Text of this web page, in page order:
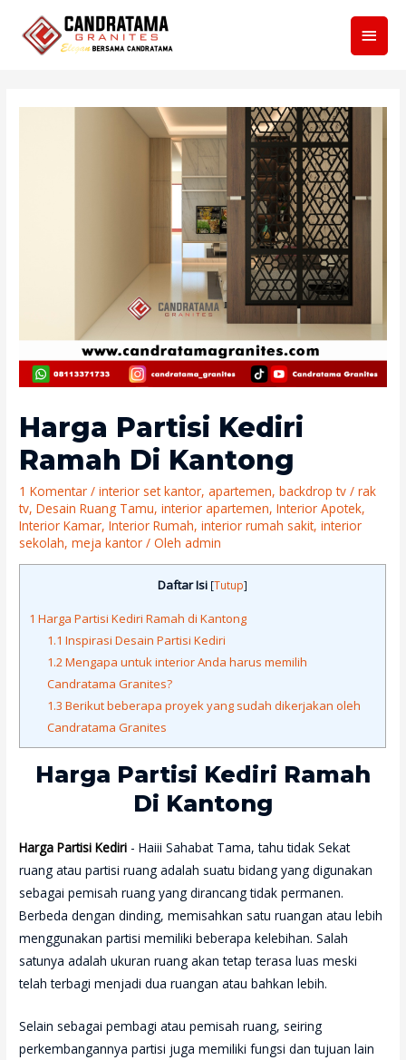
Harga Partisi Kediri
Ramah Di Kantong
1 Komentar /interior set kantor,apartemen,backdrop tv / rak
tv,Desain Ruang Tamu,interior apartemen,Interior Apotek,
Interior Kamar,Interior Rumah,interior rumah sakit,interior
sekolah,meja kantor / Oleh admin
Daftar Isi [Tutup]
1 Harga Partisi Kediri Ramah di Kantong
1.1 Inspirasi Desain Partisi Kediri
1.2Mengapa untuk interior Anda harus memilih
Candratama Granites?
1.3 Berikut beberapa proyek yang sudah dikerjakan oleh
Candratama Granites
Harga Partisi Kediri Ramah
Di Kantong
Harga Partisi Kediri - Haiii Sahabat Tama, tahu tidak Sekat
ruang atau partisi ruang adalah suatu bidang yang digunakan
sebagai pemisah ruang yang dirancang tidak permanen.
Berbeda dengan dinding, memisahkan satu ruangan atau lebih
menggunakan partisi memiliki beberapa kelebihan. Salah
satunya adalah ukuran ruang akan tetap terasa luas meski
telah terbagi menjadi dua ruangan atau bahkan lebih.
Selain sebagai pembagi atau pemisah ruang, seiring
perkembangannya partisi juga memiliki fungsi dan tujuan lain